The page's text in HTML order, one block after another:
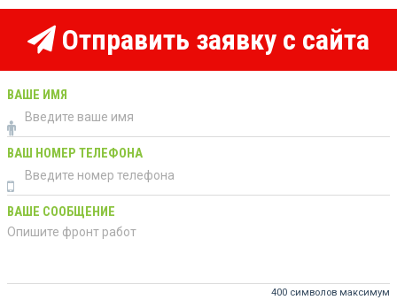
Отправить заявку с сайта
ВАШЕ ИМЯ
ВАШ НОМЕР ТЕЛЕФОНА
ВАШЕ СООБЩЕНИЕ
400 символов максимум